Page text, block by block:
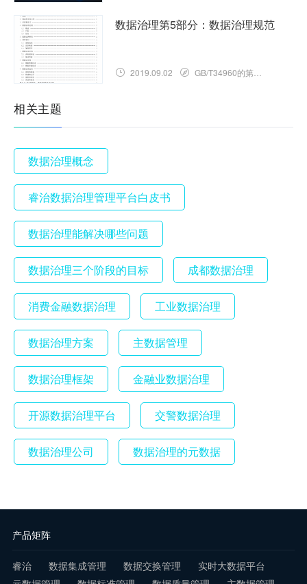
数据治理第5部分：数据治理规范
2019.09.02 GB/T34960的第5部分
相关主题
数据治理概念
睿治数据治理管理平台白皮书
数据治理能解决哪些问题
数据治理三个阶段的目标 成都数据治理
消费金融数据治理 工业数据治理
数据治理方案 主数据管理
数据治理框架 金融业数据治理
开源数据治理平台 交警数据治理
数据治理公司 数据治理的元数据
产品矩阵
睿治 数据集成管理 数据交换管理
实时大数据平台